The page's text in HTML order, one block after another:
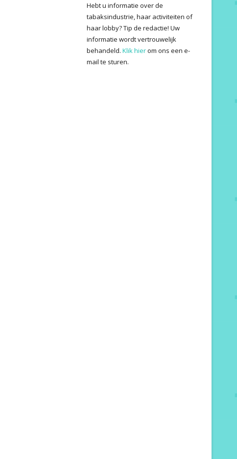
Hebt u informatie over de
tabaksindustrie, haar activiteiten of
haar lobby? Tip de redactie! Uw
informatie wordt vertrouwelijk
behandeld.Klik hierom ons een e-
mail te sturen.